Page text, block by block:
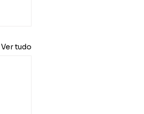
Ver tudo